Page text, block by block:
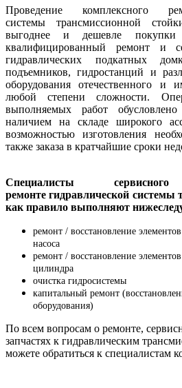
Проведение комплексного
системы трансмиссионной
выгоднее и дешевле покупки
квалифицированный ремонт и
гидравлических подкатных
подъемников, гидростанций и
оборудования отечественного и
любой степени сложности.
выполняемых работ
наличием на складе широкого
возможностью изготовления
также заказа в кратчайшие сроки
Специалисты
ремонте гидравлической системы
как правило выполняют
ремонт / восстановление
насоса
ремонт / восстановление
цилиндра
очистка гидросистемы
капитальный ремонт
оборудования)
По всем вопросам о ремонте,
запчастях к гидравлическим
можете обратиться к специалистам